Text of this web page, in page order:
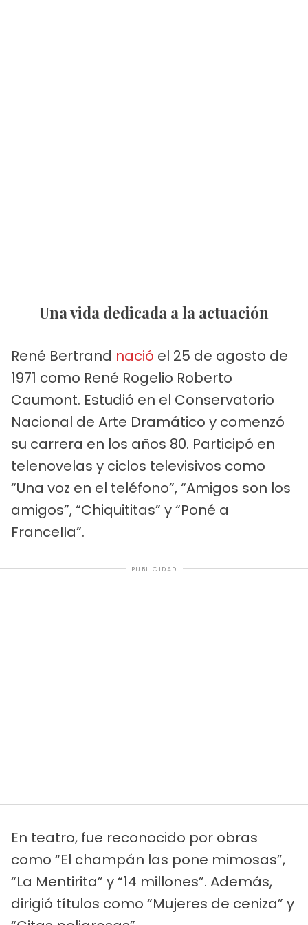
Una vida dedicada a la actuación
René Bertrand nació el 25 de agosto de
1971 como René Rogelio Roberto
Caumont. Estudió en el Conservatorio
Nacional de Arte Dramático y comenzó
su carrera en los años 80. Participó en
telenovelas y ciclos televisivos como
“Una voz en el teléfono”, “Amigos son los
amigos”, “Chiquititas” y “Poné a
Francella”.
PUBLICIDAD
En teatro, fue reconocido por obras
como “El champán las pone mimosas”,
“La Mentirita” y “14 millones”. Además,
dirigió títulos como “Mujeres de ceniza” y